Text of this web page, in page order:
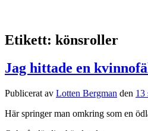
Etikett: könsroller
Jag hittade en
Publicerat av Lotten Bergman den 13
Här springer man omkring som en